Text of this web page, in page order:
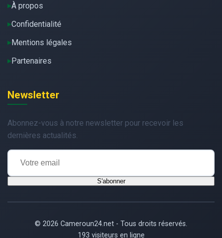
À propos
Confidentialité
Mentions légales
Partenaires
Newsletter
Abonnez-vous à notre newsletter pour recevoir les
dernières actualités.
S'abonner
© 2026 Cameroun24.net - Tous droits réservés.
193 visiteurs en ligne